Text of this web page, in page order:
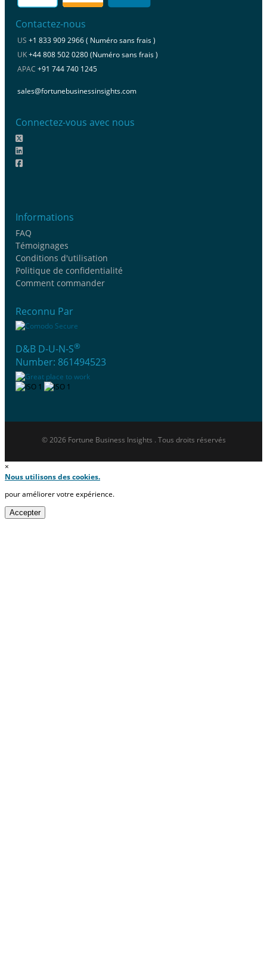
Contactez-nous
US +1 833 909 2966 ( Numéro sans frais )
UK+44 808 502 0280 (Numéro sans frais )
APAC +91 744 740 1245
sales@fortunebusinessinsights.com
Connectez-vous avec nous
Informations
FAQ
Témoignages
Conditions d'utilisation
Politique de confidentialité
Comment commander
Reconnu Par
D&B D-U-N-S®
Number: 861494523
© 2026 Fortune Business Insights . Tous droits réservés
×
Nous utilisons des cookies.
pour améliorer votre expérience.
Accepter